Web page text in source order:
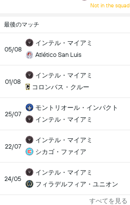
Not in the squad
最後のマッチ
05/08
インテル・マイアミ
Atlético San Luis
01/08
インテル・マイアミ
コロンバス・クルー
25/07
モントリオール・インパクト
インテル・マイアミ
22/07
インテル・マイアミ
シカゴ・ファイア
24/05
インテル・マイアミ
フィラデルフィア・ユニオン
すべてを見る